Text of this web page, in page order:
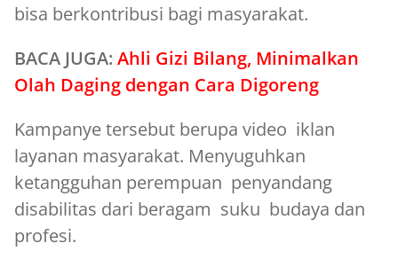
bisa berkontribusi bagi masyarakat.
BACA JUGA: Ahli Gizi Bilang, Minimalkan
Olah Daging dengan Cara Digoreng
Kampanye tersebut berupa video iklan
layanan masyarakat. Menyuguhkan
ketangguhan perempuan penyandang
disabilitas dari beragam suku budaya dan
profesi.